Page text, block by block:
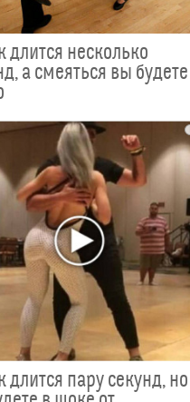
длится несколько
а смеяться вы будете
длится пару секунд, но